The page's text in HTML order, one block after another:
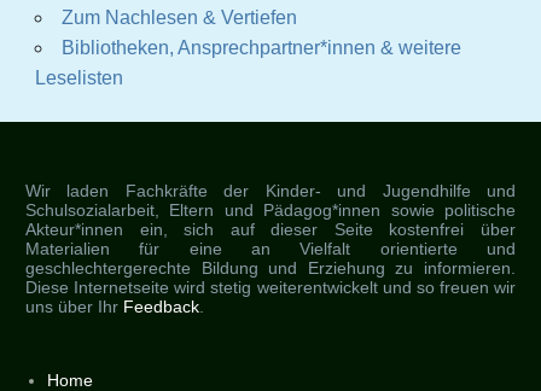
Zum Nachlesen & Vertiefen
Bibliotheken, Ansprechpartner*innen & weitere
Leselisten
Wir laden Fachkräfte der Kinder- und Jugendhilfe und
Schulsozialarbeit, Eltern und Pädagog*innen sowie politische
Akteur*innen ein, sich auf dieser Seite kostenfrei über
Materialien für eine an Vielfalt orientierte und
geschlechtergerechte Bildung und Erziehung zu informieren.
Diese Internetseite wird stetig weiterentwickelt und so freuen wir
uns über Ihr Feedback.
Home